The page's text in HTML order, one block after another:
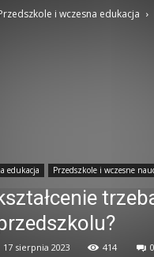
i wczesna edukacja
edukacja Przedszkole i wczesne
17 sierpnia 2023 414 0